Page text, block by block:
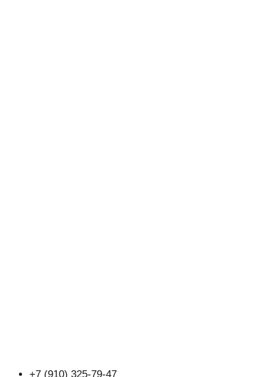
+7 (910) 325-79-47